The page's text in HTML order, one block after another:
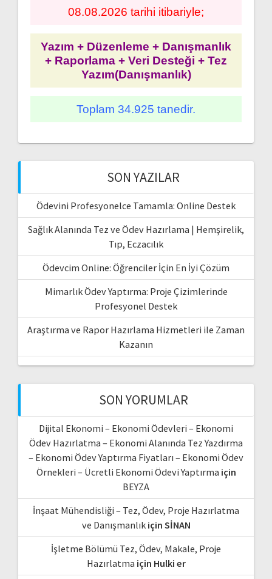
08.08.2026 tarihi itibariyle;
Yazım + Düzenleme + Danışmanlık
+ Raporlama + Veri Desteği + Tez
Yazım(Danışmanlık)
Toplam 34.925 tanedir.
SON YAZILAR
Ödevini Profesyonelce Tamamla: Online Destek
Sağlık Alanında Tez ve Ödev Hazırlama | Hemşirelik,
Tıp, Eczacılık
Ödevcim Online: Öğrenciler İçin En İyi Çözüm
Mimarlık Ödev Yaptırma: Proje Çizimlerinde
Profesyonel Destek
Araştırma ve Rapor Hazırlama Hizmetleri ile Zaman
Kazanın
SON YORUMLAR
Dijital Ekonomi – Ekonomi Ödevleri – Ekonomi
Ödev Hazırlatma – Ekonomi Alanında Tez Yazdırma
– Ekonomi Ödev Yaptırma Fiyatları – Ekonomi Ödev
Örnekleri – Ücretli Ekonomi Ödevi Yaptırma için
BEYZA
İnşaat Mühendisliği – Tez, Ödev, Proje Hazırlatma
ve Danışmanlıkiçin SİNAN
İşletme Bölümü Tez, Ödev, Makale, Proje
Hazırlatma için Hulki er